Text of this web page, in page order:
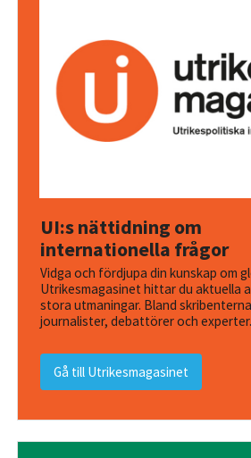
UI:s nättidning om
internationella frågor
Vidga och fördjupa din kunskap om
Utrikesmagasinet hittar du aktuella
stora utmaningar. Bland
journalister, debattörer och experter.
Gå till Utrikesmagasinet